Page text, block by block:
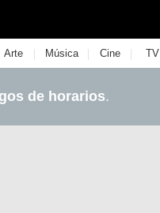
Arte | Música | Cine | TV
de horarios.